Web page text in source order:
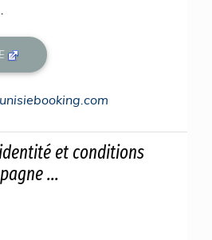
et conditions
...